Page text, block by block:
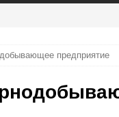
предприятие